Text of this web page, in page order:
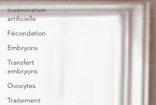
Insémination
artificielle
Fécondation
Embryons
Transfert
embryons
Ovocytes
Traitement